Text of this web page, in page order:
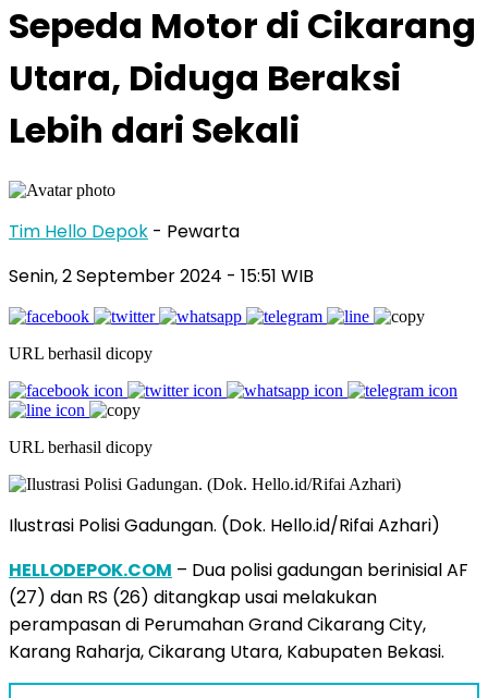
Sepeda Motor di Cikarang
Utara, Diduga Beraksi
Lebih dari Sekali
Tim Hello Depok - Pewarta
Senin, 2 September 2024 - 15:51 WIB
URL berhasil dicopy
URL berhasil dicopy
Ilustrasi Polisi Gadungan. (Dok. Hello.id/Rifai Azhari)
HELLODEPOK.COM – Dua polisi gadungan berinisial AF
(27) dan RS (26) ditangkap usai melakukan
perampasan di Perumahan Grand Cikarang City,
Karang Raharja, Cikarang Utara, Kabupaten Bekasi.